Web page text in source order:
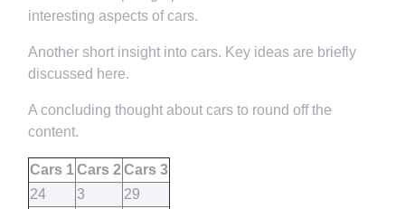
interesting aspects of cars.
Another short insight into cars. Key ideas are briefly
discussed here.
A concluding thought about cars to round off the
content.
Cars 1Cars 2 Cars 3
24
3
29